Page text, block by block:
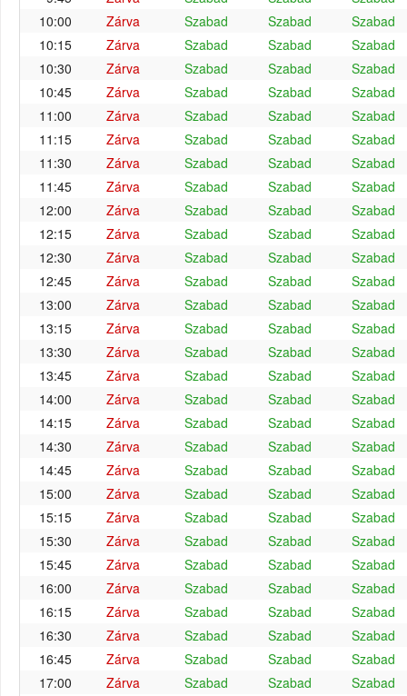
10:00
Zárva Szabad Szabad
Szabad
10:15
Zárva Szabad Szabad
Szabad
10:30
Zárva Szabad Szabad
Szabad
10:45
Zárva Szabad Szabad
Szabad
11:00
Zárva Szabad Szabad
Szabad
11:15
Zárva Szabad Szabad
Szabad
11:30
Zárva Szabad Szabad
Szabad
11:45
Zárva Szabad Szabad
Szabad
12:00
Zárva Szabad Szabad
Szabad
12:15
Zárva Szabad Szabad
Szabad
12:30
Zárva Szabad Szabad
Szabad
12:45
Zárva Szabad Szabad
Szabad
13:00
Zárva Szabad Szabad
Szabad
13:15
Zárva Szabad Szabad
Szabad
13:30
Zárva Szabad Szabad
Szabad
13:45
Zárva Szabad Szabad
Szabad
14:00
Zárva Szabad Szabad
Szabad
14:15
Zárva Szabad Szabad
Szabad
14:30
Zárva Szabad Szabad
Szabad
14:45
Zárva Szabad Szabad
Szabad
15:00
Zárva Szabad Szabad
Szabad
15:15
Zárva Szabad Szabad
Szabad
15:30
Zárva Szabad Szabad
Szabad
15:45
Zárva Szabad Szabad
Szabad
16:00
Zárva Szabad Szabad
Szabad
16:15
Zárva Szabad Szabad
Szabad
16:30
Zárva Szabad Szabad
Szabad
16:45
Zárva Szabad Szabad
Szabad
17:00
Zárva Szabad Szabad
Szabad